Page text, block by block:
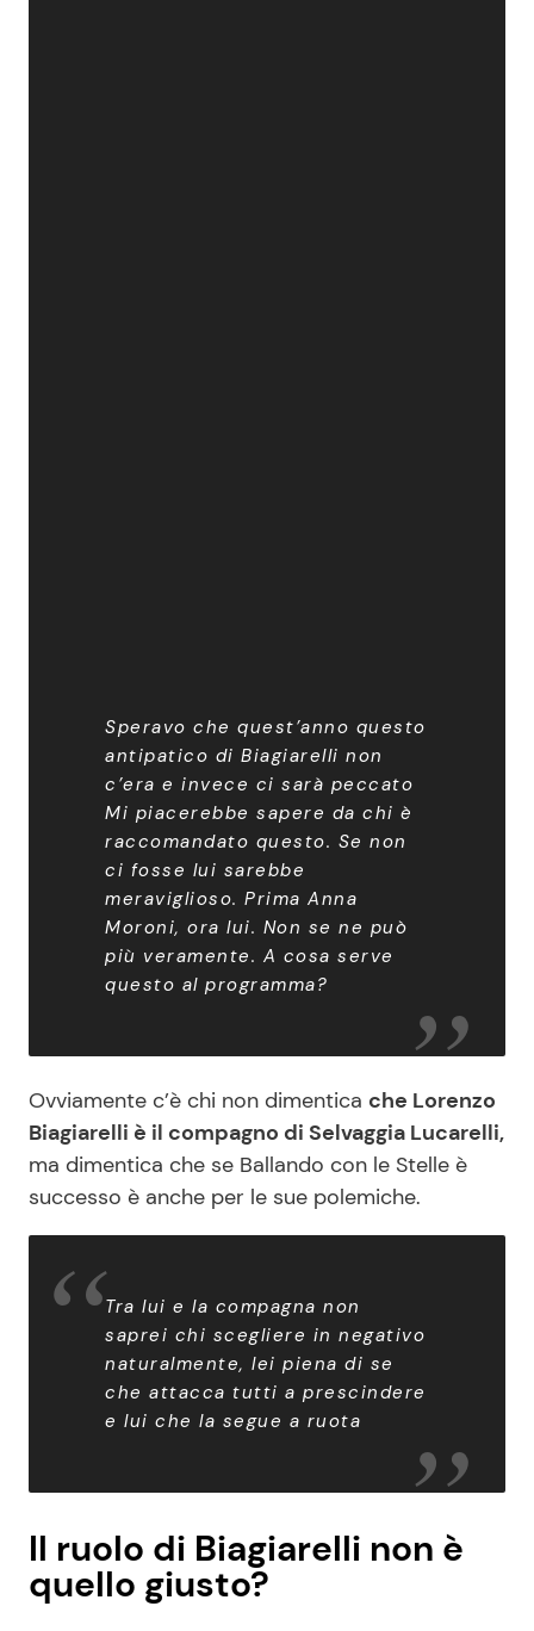
Speravo che quest’anno questo
antipatico di Biagiarelli non
c’era e invece ci sarà peccato
Mi piacerebbe sapere da chi è
raccomandato questo. Se non
ci fosse lui sarebbe
meraviglioso. Prima Anna
Moroni, ora lui. Non se ne può
più veramente. A cosa serve
questo al programma?
Ovviamente c’è chi non dimentica che Lorenzo
Biagiarelli è il compagno di Selvaggia Lucarelli,
ma dimentica che se Ballando con le Stelle è
successo è anche per le sue polemiche.
Tra lui e la compagna non
saprei chi scegliere in negativo
naturalmente, lei piena di se
che attacca tutti a prescindere
e lui che la segue a ruota
Il ruolo di Biagiarelli non è
quello giusto?